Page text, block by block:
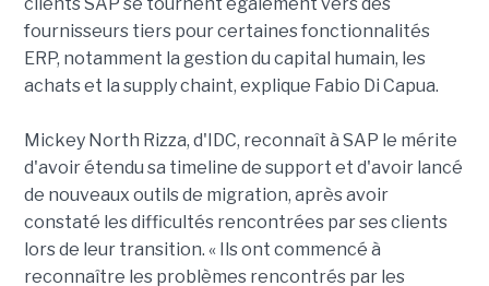
clients SAP se tournent également vers des
fournisseurs tiers pour certaines fonctionnalités
ERP, notamment la gestion du capital humain, les
achats et la supply chaint, explique Fabio Di Capua.
Mickey North Rizza, d'IDC, reconnaît à SAP le mérite
d'avoir étendu sa timeline de support et d'avoir lancé
de nouveaux outils de migration, après avoir
constaté les difficultés rencontrées par ses clients
lors de leur transition. « Ils ont commencé à
reconnaître les problèmes rencontrés par les